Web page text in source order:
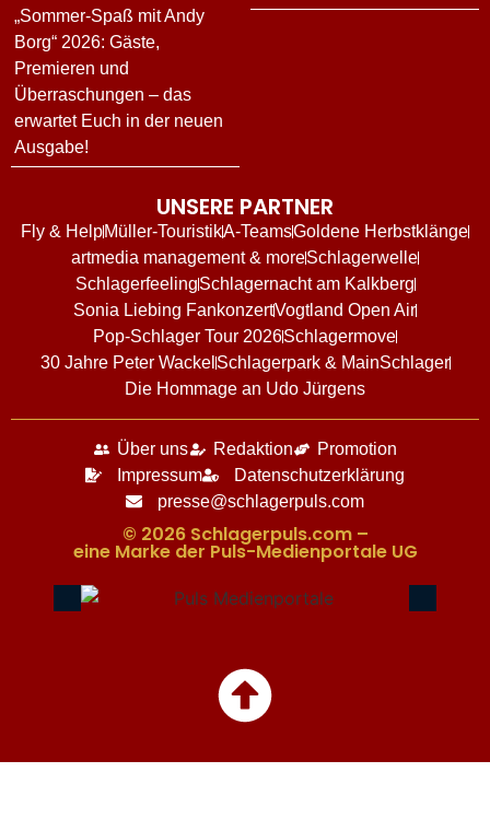
„Sommer-Spaß mit Andy
Borg“ 2026: Gäste,
Premieren und
Überraschungen – das
erwartet Euch in der neuen
Ausgabe!
UNSERE PARTNER
Fly & HelpMüller-TouristikA-TeamsGoldene Herbstklänge
artmedia management & moreSchlagerwelle
SchlagerfeelingSchlagernacht am Kalkberg
Sonia Liebing FankonzertVogtland Open Air
Pop-Schlager Tour 2026Schlagermove
30 Jahre Peter Wackel Schlagerpark & MainSchlager
Die Hommage an Udo Jürgens
Über uns Redaktion
Promotion
Impressum
Datenschutzerklärung
presse@schlagerpuls.com
© 2026 Schlagerpuls.com –
eine Marke der Puls-Medienportale UG​